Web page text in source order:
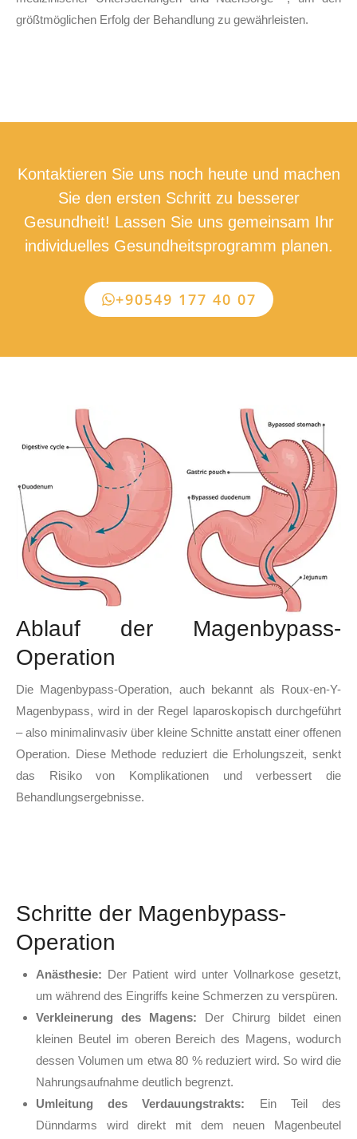
größtmöglichen Erfolg der Behandlung zu gewährleisten.
Kontaktieren Sie uns noch heute und machen
Sie den ersten Schritt zu besserer
Gesundheit! Lassen Sie uns gemeinsam Ihr
individuelles Gesundheitsprogramm planen.
+90549 177 40 07
Ablauf der Magenbypass-
Operation
Die Magenbypass-Operation, auch bekannt als Roux-en-Y-
Magenbypass, wird in der Regel laparoskopisch durchgeführt
– also minimalinvasiv über kleine Schnitte anstatt einer offenen
Operation. Diese Methode reduziert die Erholungszeit, senkt
das Risiko von Komplikationen und verbessert die
Behandlungsergebnisse.
Schritte der Magenbypass-
Operation
Anästhesie: Der Patient wird unter Vollnarkose gesetzt,
um während des Eingriffs keine Schmerzen zu verspüren.
Verkleinerung des Magens: Der Chirurg bildet einen
kleinen Beutel im oberen Bereich des Magens, wodurch
dessen Volumen um etwa 80 % reduziert wird. So wird die
Nahrungsaufnahme deutlich begrenzt.
Umleitung des Verdauungstrakts: Ein Teil des
Dünndarms wird direkt mit dem neuen Magenbeutel